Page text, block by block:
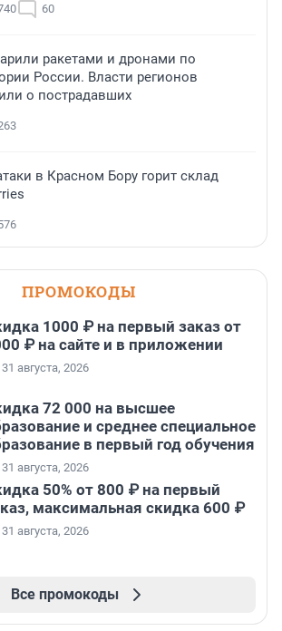
60
ракетами и дронами по
России. Власти регионов
о пострадавших
в Красном Бору горит склад
ПРОМОКОДЫ
1000 ₽ на первый заказ от
₽ на сайте и в приложении
августа, 2026
72 000 на высшее
и среднее специальное
в первый год обучения
августа, 2026
50% от 800 ₽ на первый
максимальная скидка 600 ₽
августа, 2026
Все промокоды